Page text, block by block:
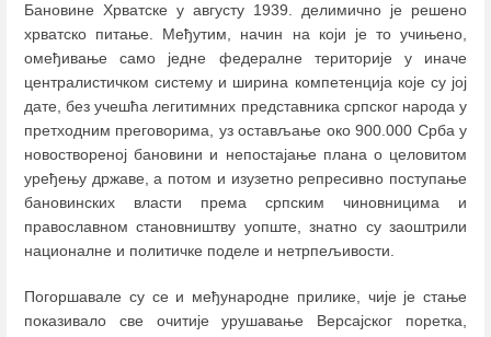
Бановине Хрватске у августу 1939. делимично је решено
хрватско питање. Међутим, начин на који је то учињено,
омеђивање само једне федералне територије у иначе
централистичком систему и ширина компетенција које су јој
дате, без учешћа легитимних представника српског народа у
претходним преговорима, уз остављање око 900.000 Срба у
новоствореној бановини и непостајање плана о целовитом
уређењу државе, а потом и изузетно репресивно поступање
бановинских власти према српским чиновницима и
православном становништву уопште, знатно су заоштрили
националне и политичке поделе и нетрпељивости.
Погоршавале су се и међународне прилике, чије је стање
показивало све очитије урушавање Версајског поретка,